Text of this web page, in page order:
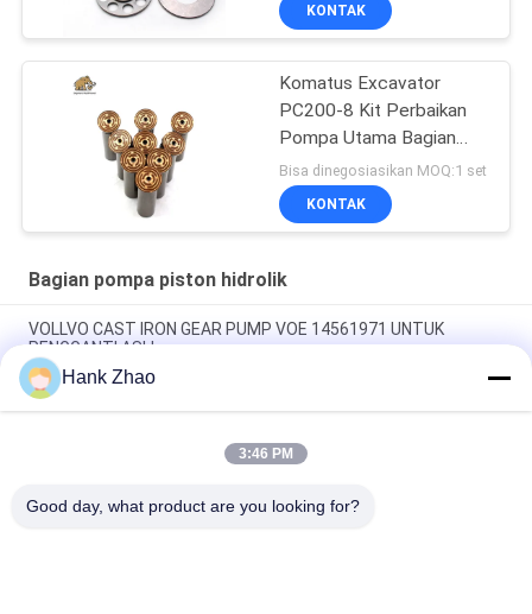
KONTAK
Komatus Excavator
PC200-8 Kit Perbaikan
Pompa Utama Bagian
Pompa Hidraulik Pompa
Piston Layanan
Perbaikan Pemeliharaan
Bisa dinegosiasikan MOQ:1 set
KONTAK
Bagian pompa piston hidrolik
VOLLVO CAST IRON GEAR PUMP VOE 14561971 UNTUK
PENGGANTI ASLI
VOLLVO CAST IRON GEAR PUMP VOE 14537295 UNTUK
PENGGANTI ASLI
VOLLVO CAST IRON GEAR PUMP VOE 14782798 UNTUK
Hank Zhao
3:46 PM
Good day, what product are you looking for?